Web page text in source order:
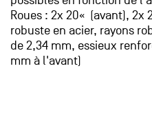
Roues : 2x 20« (avant), 2x
robuste en acier, rayons
de 2,34 mm, essieux
mm à l'avant)